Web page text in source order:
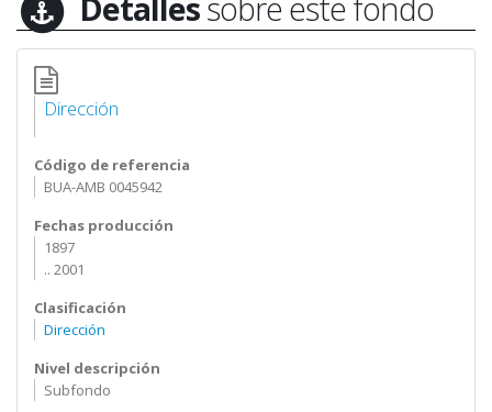
Dirección
Código de referencia
BUA-AMB 0045942
Fechas producción
1897
.. 2001
Clasificación
Dirección
Nivel descripción
Subfondo